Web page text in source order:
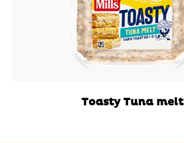
Toasty Tuna melt